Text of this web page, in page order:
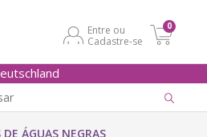
Entre ou
Cadastre-se
0
ÁGUAS NEGRAS